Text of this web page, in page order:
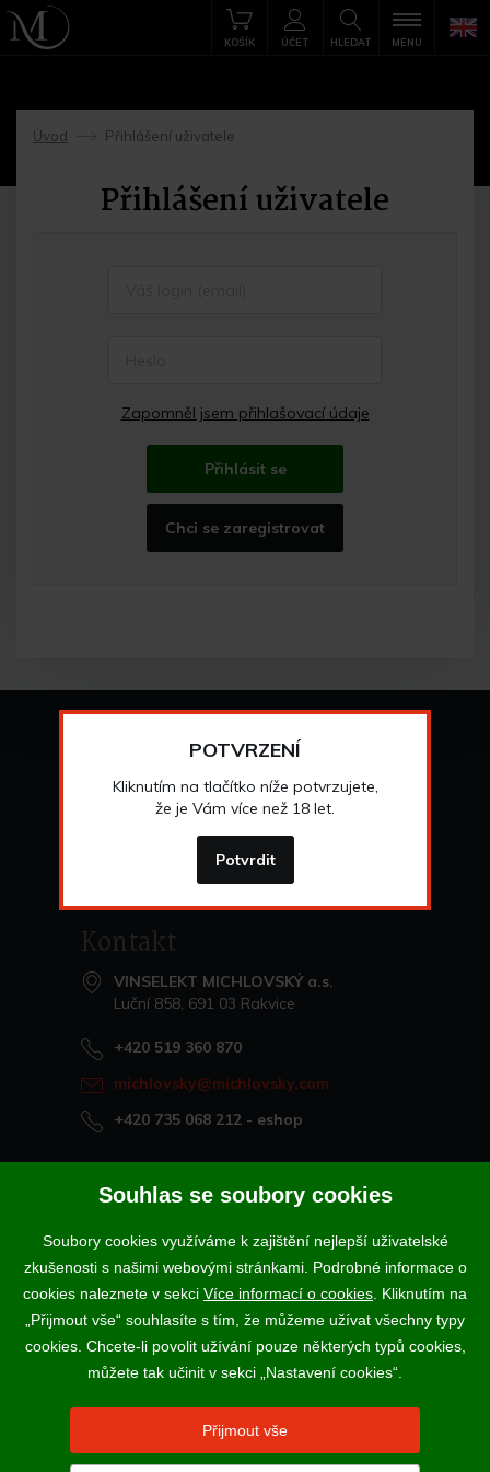
HLEDAT
KOŠÍK ÚČET MENU
Úvod
->
Přihlášení uživatele
Přihlášení uživatele
Zapomněl jsem přihlašovací údaje
Přihlásit se
Chci se zaregistrovat
Vše o nákupu
Všeobecné obchodní podmínky
>
Možnosti osobníhoodběru
>
>
smlouvy
>
Kontakt
VINSELEKT MICHLOVSKÝ a.s.
Luční 858, 691 03 Rakvice
+420 519 360 870
michlovsky@michlovsky.com
+420 735 068 212 - eshop
Naše vína offline
Vinotéka Rakvice
>
Vinotéky a degustační centra
>
Podle zákona o evidenci tržeb je prodávající povinen vystavit
kupujícímu účtenku. Zároveň je povinen zaevidovat přijatou tržbu u
správce daně online; v případě technického výpadku pak nejpozději do
Vína a sekty prodáváme výhradně osobám starším 18-ti let.
POTVRZENÍ
Kliknutím na tlačítko níže potvrzujete,
že je Vám více než 18 let.
Potvrdit
Souhlas se soubory cookies
Soubory cookies využíváme k zajištění nejlepší uživatelské
zkušenosti s našimi webovými stránkami. Podrobné informace o
cookies naleznete v sekci Více informací o cookies . Kliknutím na
„Přijmout vše“ souhlasíte s tím, že můžeme užívat všechny typy
cookies. Chcete-li povolit užívání pouze některých typů cookies,
můžete tak učinit v sekci „Nastavení cookies“.
Přijmout vše